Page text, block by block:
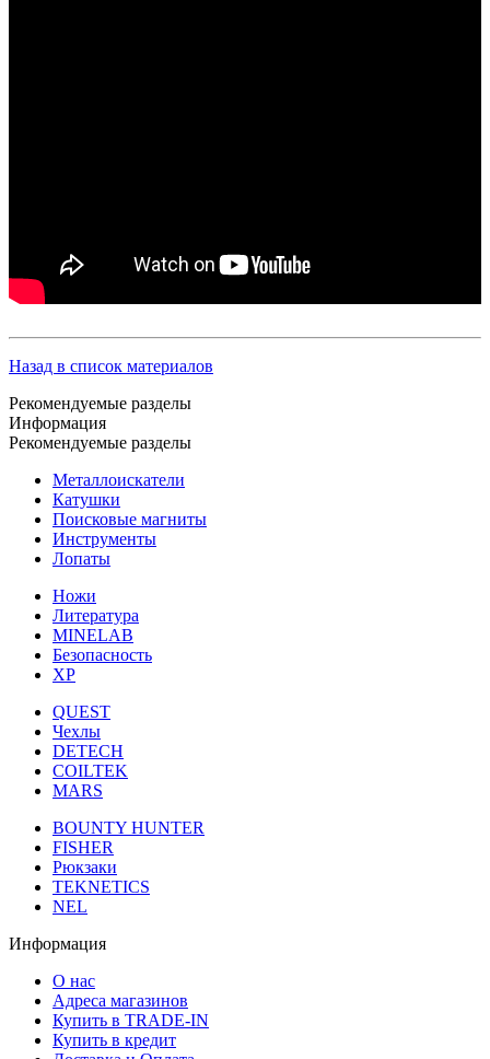
Назад в список материалов
Рекомендуемые разделы
Информация
Рекомендуемые разделы
Металлоискатели
Катушки
Поисковые магниты
Инструменты
Лопаты
Ножи
Литература
MINELAB
Безопасность
XP
QUEST
Чехлы
DETECH
COILTEK
MARS
BOUNTY HUNTER
FISHER
Рюкзаки
TEKNETICS
NEL
Информация
О нас
Адреса магазинов
Купить в TRADE-IN
Купить в кредит